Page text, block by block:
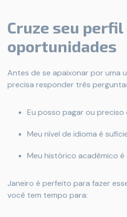
Cruze seu perfil
oportunidades
Antes de se apaixonar por uma
precisa responder três
Eu posso pagar ou preciso
Meu nível de idioma é
Meu histórico acadêmico
Janeiro é perfeito para fazer
você tem tempo para: